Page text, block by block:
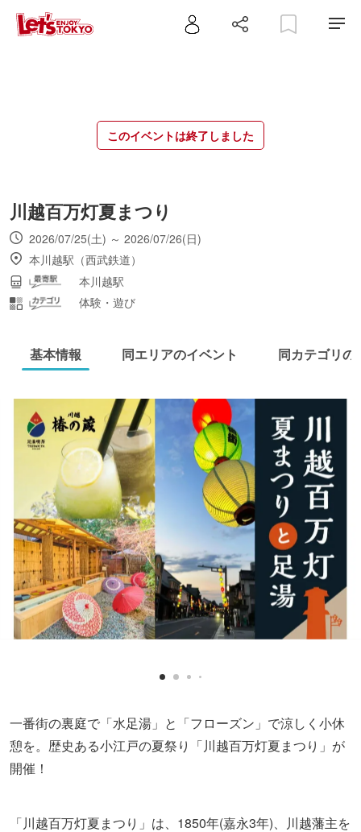
このイベントは終了しました
川越百万灯夏まつり
2026/07/25(土) ～ 2026/07/26(日)
本川越駅（西武鉄道）
本川越駅
体験・遊び
基本情報 同エリアのイベント 同カテゴリの
一番街の裏庭で「水足湯」と「フローズン」で涼しく小休
憩を。歴史ある小江戸の夏祭り「川越百万灯夏まつり」が
開催！
「川越百万灯夏まつり」は、1850年(嘉永3年)、川越藩主を